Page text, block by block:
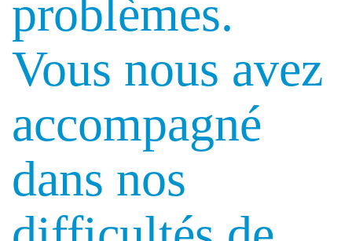
problèmes.
Vous nous avez
accompagné
dans nos